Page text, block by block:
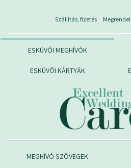
Szállítás, fizetés
ESKÜVŐI MEGHÍVÓK
ESKÜVŐI KÁRTYÁK
MEGHÍVÓ SZÖVEGEK